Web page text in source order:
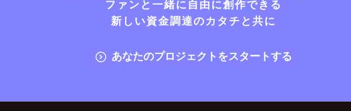
ファンと一緒に自由に創作できる
新しい資金調達のカタチと共に
あなたのプロジェクトをスタートする